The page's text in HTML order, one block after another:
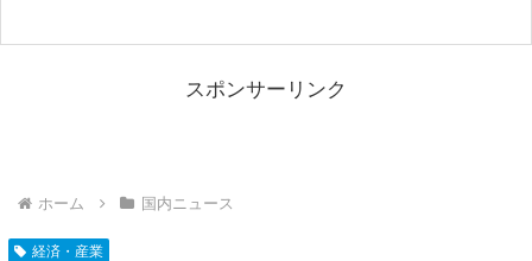
スポンサーリンク
ホーム 国内ニュース
経済・産業